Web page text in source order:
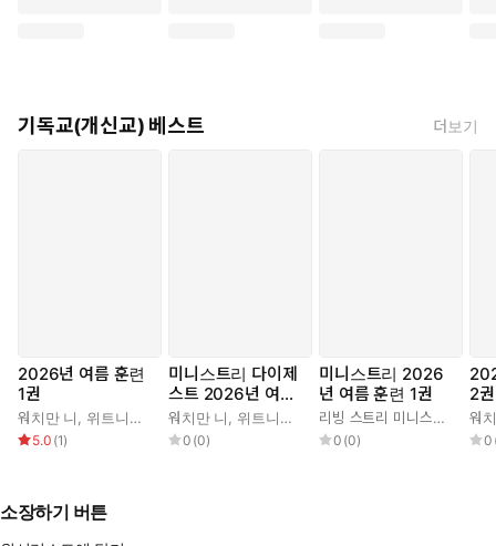
기독교(개신교) 베스트 더보기
2026년 여름 훈련
1권
워치만 니 위트니스 리
5.0 (1)
미니스트리 다이제
스트 2026년 여름
훈련 1권
워치만 니 위트니스 리
0 (0)
미니스트리 2026
년 여름 훈련 1권
리빙 스트리 미니스트리 편집부
0 (0)
2권
워
0
소장하기 버튼